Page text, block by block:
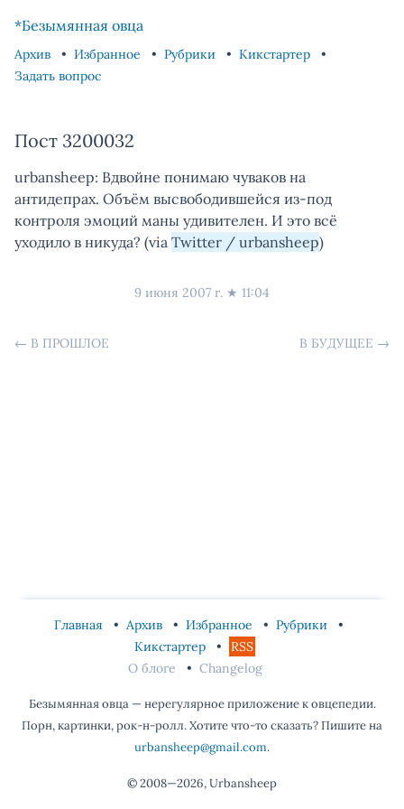
*Безымянная овца
Архив Избранное Рубрики
Кикстартер
Задать вопрос
Пост 3200032
urbansheep: Вдвойне понимаю чуваков на
антидепрах. Объём высвободившейся из-под
контроля эмоций маны удивителен. И это всё
уходило в никуда? (via Twitter / urbansheep)
9 июня 2007 г. ★ 11:04
← В ПРОШЛОЕ В БУДУЩЕЕ →
Главная Архив Избранное
Рубрики
Кикстартер
RSS
О блоге
Changelog
Безымянная овца — нерегулярное приложение к овцепедии.
Порн, картинки, рок-н-ролл. Хотите что-то сказать? Пишите на
urbansheep@gmail.com.
© 2008—2026, Urbansheep